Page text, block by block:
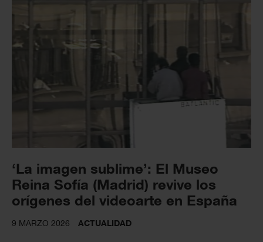
‘La imagen sublime’: El Museo
Reina Sofía (Madrid) revive los
orígenes del videoarte en España
9 MARZO 2026 ACTUALIDAD